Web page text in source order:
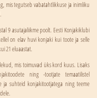
mis tegutseb vabatahtlikkuse ja inimliku
9 asutajaliikme poolt. Eesti Konjakiklubi
on elav huvi konjaki kui toote ja selle
21 eluaastat.
mis toimuvad üks kord kuus. Lisaks
ning -tootjate temaatilistel
ja suhteid konjakitootjatega ning teeme